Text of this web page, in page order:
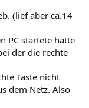
(lief aber ca.14
PC startete hatte
der die rechte
Taste nicht
dem Netz. Also